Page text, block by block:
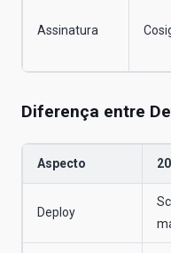
Assinatura
Diferença entre
Aspecto
Deploy